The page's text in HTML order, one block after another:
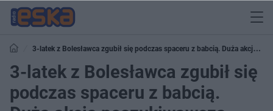
3-latek z Bolesławca zgubił się podczas spaceru z babcią. Duża akcja
poszukiwawcza
3-latek z Bolesławca zgubił się
podczas spaceru z babcią.